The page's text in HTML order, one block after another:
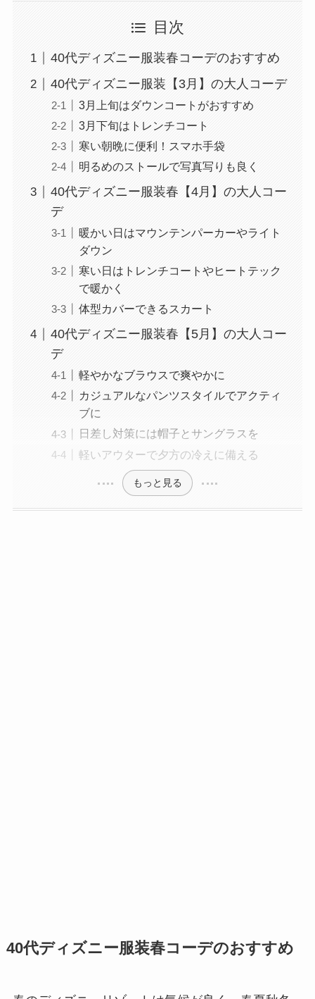
目次
40代ディズニー服装春コーデのおすすめ
40代ディズニー服装【3月】の大人コーデ
3月上旬はダウンコートがおすすめ
3月下旬はトレンチコート
寒い朝晩に便利！スマホ手袋
明るめのストールで写真写りも良く
40代ディズニー服装春【4月】の大人コー
デ
暖かい日はマウンテンパーカーやライト
ダウン
寒い日はトレンチコートやヒートテック
で暖かく
体型カバーできるスカート
40代ディズニー服装春【5月】の大人コー
デ
軽やかなブラウスで爽やかに
カジュアルなパンツスタイルでアクティ
ブに
日差し対策には帽子とサングラスを
軽いアウターで夕方の冷えに備える
もっと見る
40代ディズニー服装春コーデのおすすめ